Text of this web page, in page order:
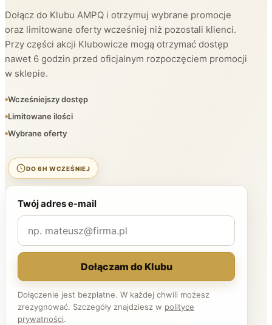
Dołącz do Klubu AMPQ i otrzymuj wybrane promocje
oraz limitowane oferty wcześniej niż pozostali klienci.
Przy części akcji Klubowicze mogą otrzymać dostęp
nawet 6 godzin przed oficjalnym rozpoczęciem promocji
w sklepie.
Wcześniejszy dostęp
Limitowane ilości
Wybrane oferty
DO 6H WCZEŚNIEJ
Twój adres e-mail
Dołączam do Klubu
Dołączenie jest bezpłatne. W każdej chwili możesz
zrezygnować. Szczegóły znajdziesz w polityce
prywatności.